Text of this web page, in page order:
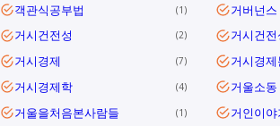
객관식공부법 1 거버넌스
거시건전성 2 거시건전
거시경제 7 거시경제
거시경제학 4 거울소동
거울을처음본사람들 1 거인이야